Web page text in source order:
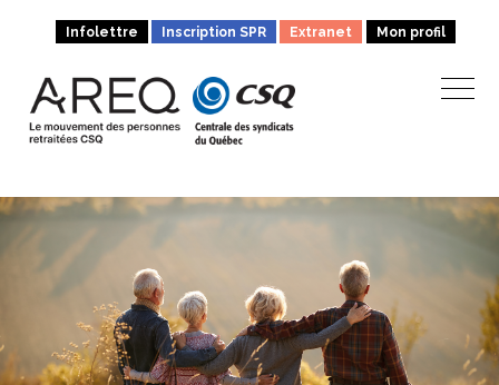
Infolettre Inscription SPR Extranet Mon profil